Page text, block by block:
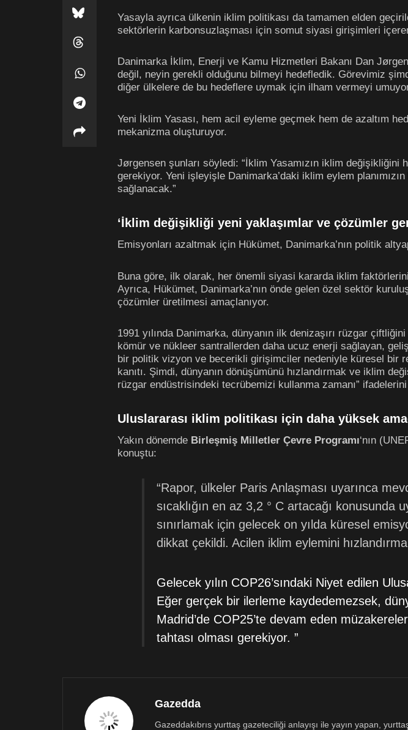
Yasayla ayrıca ülkenin iklim politikası da tamamen elden
sektörlerin karbonsuzlaşması için somut siyasi girişimleri
Danimarka İklim, Enerji ve Kamu Hizmetleri Bakanı Dan
değil, neyin gerekli olduğunu bilmeyi hedefledik. Görevimiz
diğer ülkelere de bu hedeflere uymak için ilham vermeyi
Yeni İklim Yasası, hem acil eyleme geçmek hem de azaltım
mekanizma oluşturuyor.
Jørgensen şunları söyledi: “İklim Yasamızın iklim değişikliğini
gerekiyor. Yeni işleyişle Danimarka’daki iklim eylem
sağlanacak.”
‘İklim değişikliği yeni yaklaşımlar ve çözümler
Emisyonları azaltmak için Hükümet, Danimarka’nın politik
Buna göre, ilk olarak, her önemli siyasi kararda iklim
Ayrıca, Hükümet, Danimarka’nın önde gelen özel sektör
çözümler üretilmesi amaçlanıyor.
1991 yılında Danimarka, dünyanın ilk denizaşırı rüzgar
kömür ve nükleer santrallerden daha ucuz enerji sağlayan,
bir politik vizyon ve becerikli girişimciler nedeniyle küresel bir
kanıtı. Şimdi, dünyanın dönüşümünü hızlandırmak ve iklim
rüzgar endüstrisindeki tecrübemizi kullanma zamanı” ifadelerini
Uluslararası iklim politikası için daha yüksek
Yakın dönemde Birleşmiş Milletler Çevre Programı‘nın
konuştu:
“Rapor, ülkeler Paris Anlaşması uyarınca
sıcaklığın en az 3,2 ° C artacağı konusunda
sınırlamak için gelecek on yılda küresel
dikkat çekildi. Acilen iklim eylemini
Gelecek yılın COP26’sındaki Niyet edilen
Eğer gerçek bir ilerleme kaydedemezsek,
Madrid’de COP25’te devam eden
tahtası olması gerekiyor. ”
Gazedda
Gazeddakıbrıs yurttaş gazeteciliği anlayışı ile yayın yapan,